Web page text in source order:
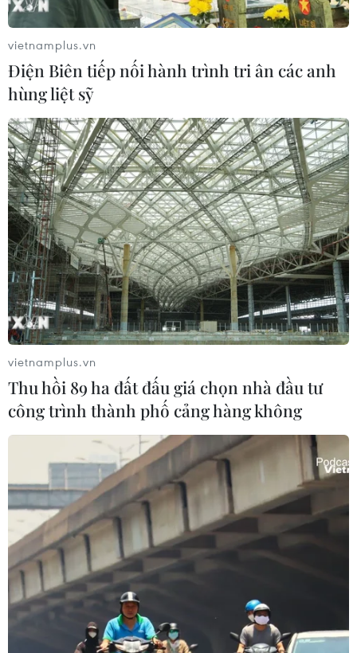
Nghệ An: Khởi tố, bắt tạm giam đối tượng
ngáo đá ném con xuống đất
02/12/2018 02:44
Sáng 2/12, Công an thành phố Vinh (Nghệ An) cho biết
đã ra quyết định khởi tố, bắt tạm giam Lê Ngọc Hà,
sinh năm 1985, trú tại phường Hồng Sơn (thành phố
Vinh) để điều tra về tội giết người.
vietnamplus.vn
Điện Biên tiếp nối hành trình tri ân các anh
hùng liệt sỹ
vietnamplus.vn
Thu hồi 89 ha đất đấu giá chọn nhà đầu tư
công trình thành phố cảng hàng không